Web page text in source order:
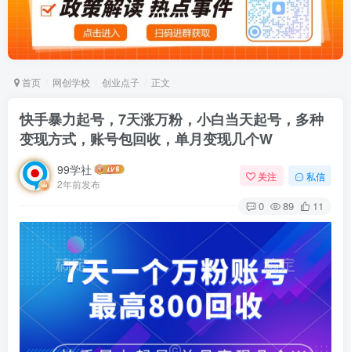
首页 网创学校 创业点子 正文
快手暴力起号，7天涨万粉，小白当天起号，多种
变现方式，账号包回收，单月变现几个W
99学社
2年前发布
关注 私信
0 89 11